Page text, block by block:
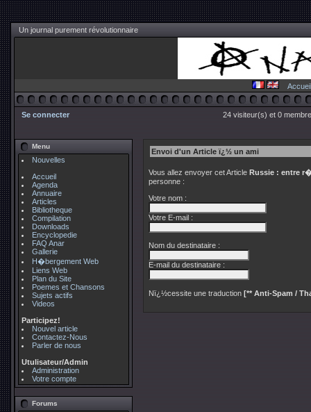
Un journal purement révolutionnaire
Accueil
Se connecter 24 visiteur(s) et 0
Menu
Nouvelles
Accueil
Agenda
Annuaire
Articles
Bibliotheque
Compilation
Downloads
Encyclopedie
FAQ Anar
Gallerie
H�bergement Web
Liens Web
Plan du Site
Poemes et Chansons
Sujets actifs
Videos
Participez!
Nouvel article
Contactez-Nous
Parler de nous
Utulisateur/Admin
Administration
Votre compte
Forums
Envoi d'un Article ï¿½ un ami
Vous allez envoyer cet Article Russie : entre
personne :
Votre nom :
Votre E-mail :
Nom du destinataire :
E-mail du destinataire :
Nï¿½cessite une traduction [** Anti-Spam /